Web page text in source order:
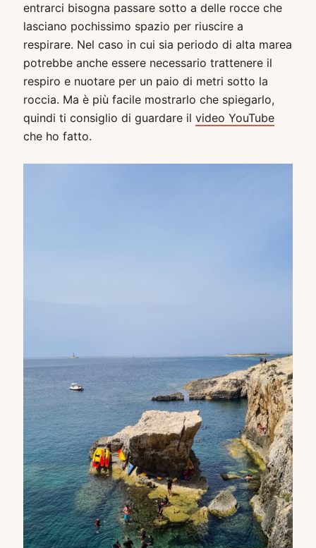
entrarci bisogna passare sotto a delle rocce che
lasciano pochissimo spazio per riuscire a
respirare. Nel caso in cui sia periodo di alta marea
potrebbe anche essere necessario trattenere il
respiro e nuotare per un paio di metri sotto la
roccia. Ma è più facile mostrarlo che spiegarlo,
quindi ti consiglio di guardare il video YouTube
che ho fatto.